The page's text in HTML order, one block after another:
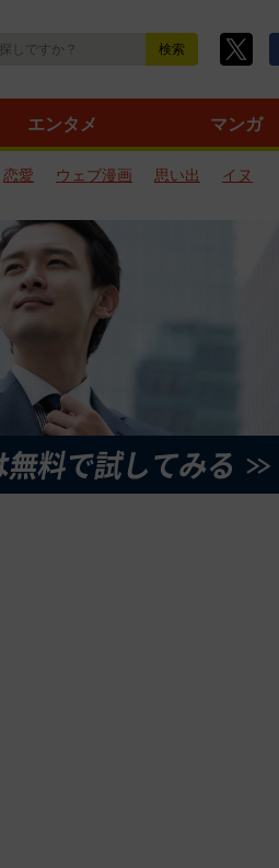
エンタメ マンガ
恋愛 ウェブ漫画 思い出
イヌ